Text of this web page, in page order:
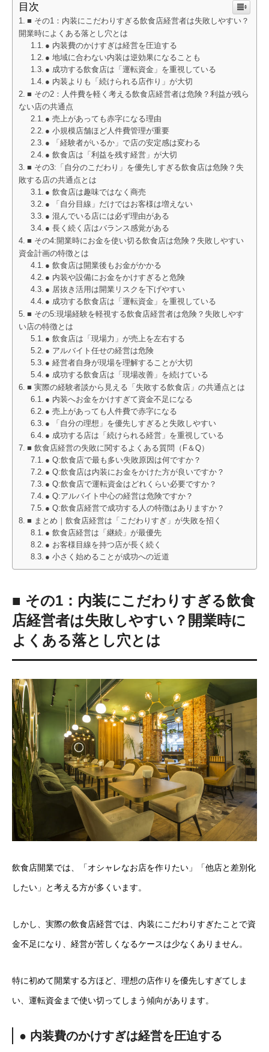
目次
■ その1：内装にこだわりすぎる飲食店経営者は失敗しやすい？
開業時によくある落とし穴とは
● 内装費のかけすぎは経営を圧迫する
● 地域に合わない内装は逆効果になることも
● 成功する飲食店は「運転資金」を重視している
● 内装よりも「続けられる店作り」が大切
■ その2：人件費を軽く考える飲食店経営者は危険？利益が残ら
ない店の共通点
● 売上があっても赤字になる理由
● 小規模店舗ほど人件費管理が重要
● 「経験者がいるか」で店の安定感は変わる
● 飲食店は「利益を残す経営」が大切
■ その3:「自分のこだわり」を優先しすぎる飲食店は危険？失
敗する店の共通点とは
● 飲食店は趣味ではなく商売
● 「自分目線」だけではお客様は増えない
● 混んでいる店には必ず理由がある
● 長く続く店はバランス感覚がある
■ その4:開業時にお金を使い切る飲食店は危険？失敗しやすい
資金計画の特徴とは
● 飲食店は開業後もお金がかかる
● 内装や設備にお金をかけすぎると危険
● 居抜き活用は開業リスクを下げやすい
● 成功する飲食店は「運転資金」を重視している
■ その5:現場経験を軽視する飲食店経営者は危険？失敗しやす
い店の特徴とは
● 飲食店は「現場力」が売上を左右する
● アルバイト任せの経営は危険
● 経営者自身が現場を理解することが大切
● 成功する飲食店は「現場改善」を続けている
■ 実際の経験者談から見える「失敗する飲食店」の共通点とは
● 内装へお金をかけすぎて資金不足になる
● 売上があっても人件費で赤字になる
● 「自分の理想」を優先しすぎると失敗しやすい
● 成功する店は「続けられる経営」を重視している
■ 飲食店経営の失敗に関するよくある質問（F＆Q）
● Q:飲食店で最も多い失敗原因は何ですか？
● Q:飲食店は内装にお金をかけた方が良いですか？
● Q:飲食店で運転資金はどれくらい必要ですか？
● Q:アルバイト中心の経営は危険ですか？
● Q:飲食店経営で成功する人の特徴はありますか？
■ まとめ｜飲食店経営は「こだわりすぎ」が失敗を招く
● 飲食店経営は「継続」が最優先
● お客様目線を持つ店が長く続く
● 小さく始めることが成功への近道
■ その1：内装にこだわりすぎる飲食
店経営者は失敗しやすい？開業時に
よくある落とし穴とは
飲食店開業では、「オシャレなお店を作りたい」「他店と差別化
したい」と考える方が多くいます。
しかし、実際の飲食店経営では、内装にこだわりすぎたことで資
金不足になり、経営が苦しくなるケースは少なくありません。
特に初めて開業する方ほど、理想の店作りを優先しすぎてしま
い、運転資金まで使い切ってしまう傾向があります。
● 内装費のかけすぎは経営を圧迫する